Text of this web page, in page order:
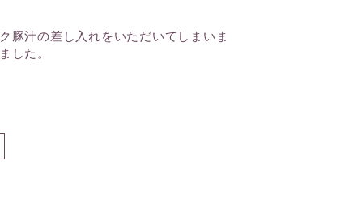
豚汁の差し入れをいただいてしまいま
した。